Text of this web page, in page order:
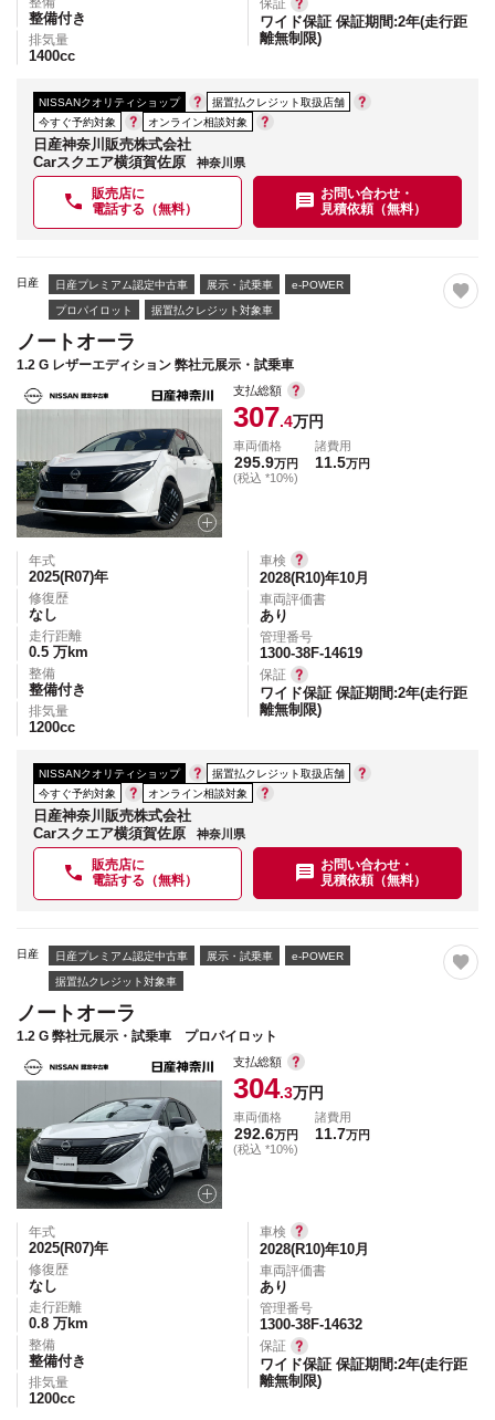
整備付き
排気量
1400cc
保証
ワイド保証 保証期間:2年(走行距
離無制限)
NISSANクオリティショップ
据置払クレジット取扱店舗
今すぐ予約対象
オンライン相談対象
日産神奈川販売株式会社
Carスクエア横須賀佐原
神奈川県
販売店に
電話する（無料）
お問い合わせ・
見積依頼（無料）
日産 日産プレミアム認定中古車 展示・試乗車 e-POWER
プロパイロット 据置払クレジット対象車
ノートオーラ
1.2 G レザーエディション 弊社元展示・試乗車
支払総額
307.4万円
車両価格
295.9万円
(税込 *10%)
諸費用
11.5万円
年式
2025(R07)年
修復歴
なし
走行距離
0.5 万km
整備
整備付き
排気量
1200cc
車検
2028(R10)年10月
車両評価書
あり
管理番号
1300-38F-14619
保証
ワイド保証 保証期間:2年(走行距
離無制限)
NISSANクオリティショップ
据置払クレジット取扱店舗
今すぐ予約対象
オンライン相談対象
日産神奈川販売株式会社
Carスクエア横須賀佐原
神奈川県
販売店に
電話する（無料）
お問い合わせ・
見積依頼（無料）
日産 日産プレミアム認定中古車 展示・試乗車 e-POWER
据置払クレジット対象車
ノートオーラ
1.2 G 弊社元展示・試乗車 プロパイロット
支払総額
304.3万円
車両価格
292.6万円
(税込 *10%)
諸費用
11.7万円
年式
2025(R07)年
修復歴
なし
走行距離
0.8 万km
整備
整備付き
排気量
1200cc
車検
2028(R10)年10月
車両評価書
あり
管理番号
1300-38F-14632
保証
ワイド保証 保証期間:2年(走行距
離無制限)